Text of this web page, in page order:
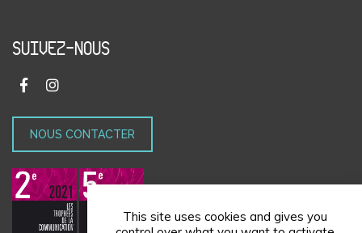
SUIVEZ-NOUS
NOUS CONTACTER
This site uses cookies and gives you